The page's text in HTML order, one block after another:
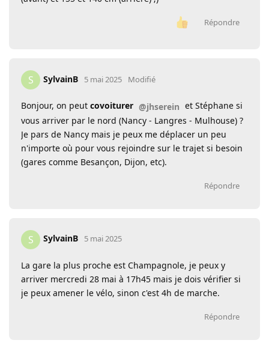
Répondre
S SylvainB 5 mai 2025 Modifié
Bonjour, on peut covoiturer @jhserein et Stéphane si
vous arriver par le nord (Nancy - Langres - Mulhouse) ?
Je pars de Nancy mais je peux me déplacer un peu
n'importe où pour vous rejoindre sur le trajet si besoin
(gares comme Besançon, Dijon, etc).
Répondre
S SylvainB 5 mai 2025
La gare la plus proche est Champagnole, je peux y
arriver mercredi 28 mai à 17h45 mais je dois vérifier si
je peux amener le vélo, sinon c'est 4h de marche.
Répondre